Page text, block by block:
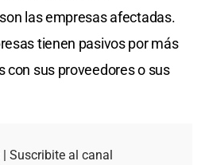
las empresas afectadas.
tienen pasivos por más
con sus proveedores o sus
| Suscribite al canal